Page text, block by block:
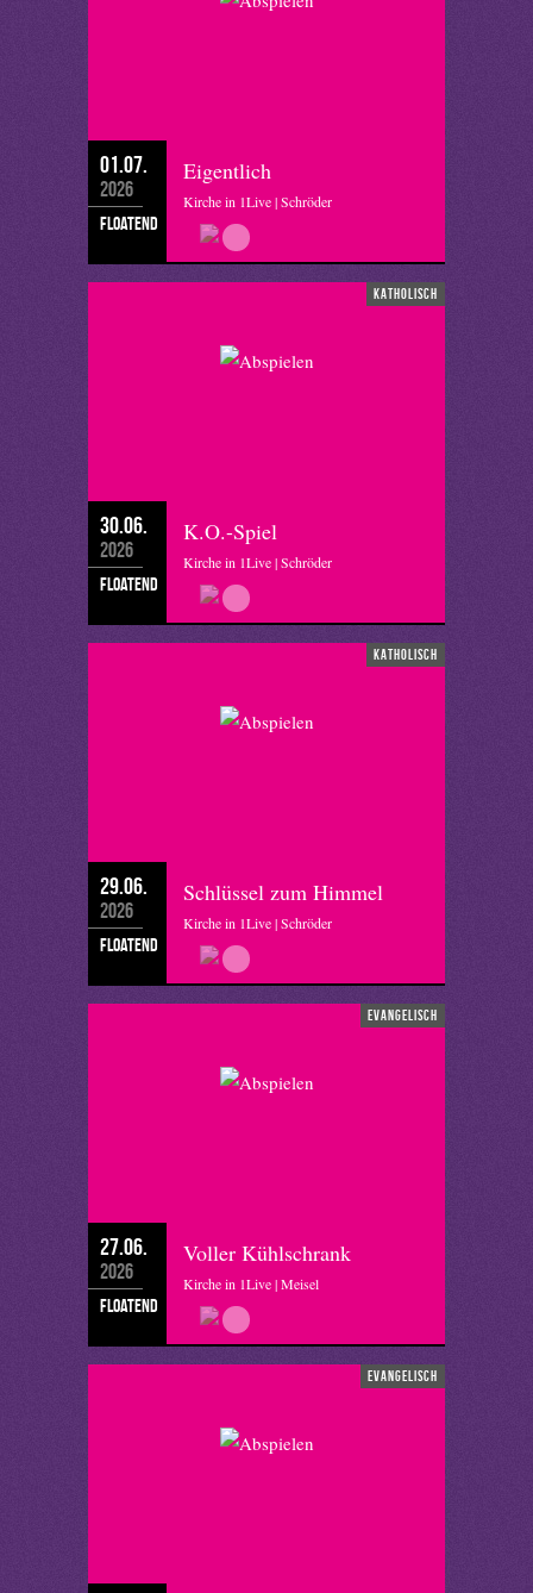
01.07.
2026
floatend
Eigentlich
Kirche in 1Live | Schröder
katholisch
30.06.
2026
floatend
K.O.-Spiel
Kirche in 1Live | Schröder
katholisch
29.06.
2026
floatend
Schlüssel zum Himmel
Kirche in 1Live | Schröder
evangelisch
27.06.
2026
floatend
Voller Kühlschrank
Kirche in 1Live | Meisel
evangelisch